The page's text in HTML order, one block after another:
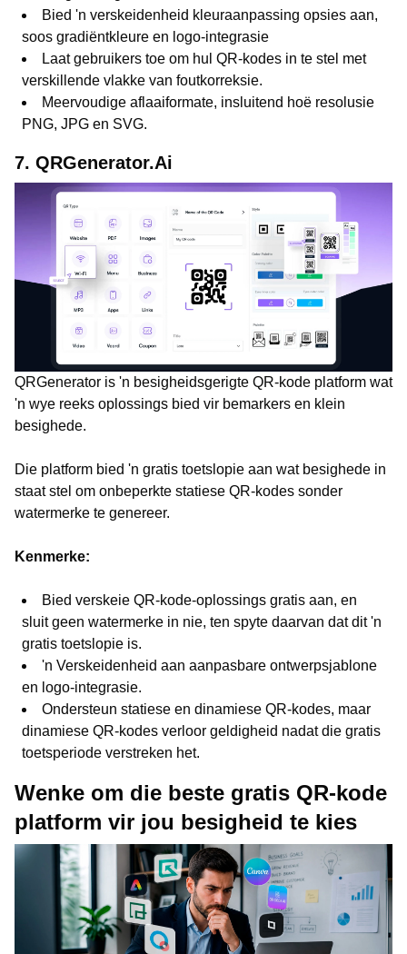
Bied 'n verskeidenheid kleuraanpassing opsies aan,
soos gradiëntkleure en logo-integrasie
Laat gebruikers toe om hul QR-kodes in te stel met
verskillende vlakke van foutkorreksie.
Meervoudige aflaaiformate, insluitend hoë resolusie
PNG, JPG en SVG.
7. QRGenerator.Ai
QRGenerator is 'n besigheidsgerigte QR-kode platform wat
'n wye reeks oplossings bied vir bemarkers en klein
besighede.
Die platform bied 'n gratis toetslopie aan wat besighede in
staat stel om onbeperkte statiese QR-kodes sonder
watermerke te genereer.
Kenmerke:
Bied verskeie QR-kode-oplossings gratis aan, en
sluit geen watermerke in nie, ten spyte daarvan dat dit 'n
gratis toetslopie is.
'n Verskeidenheid aan aanpasbare ontwerpsjablone
en logo-integrasie.
Ondersteun statiese en dinamiese QR-kodes, maar
dinamiese QR-kodes verloor geldigheid nadat die gratis
toetsperiode verstreken het.
Wenke om die beste gratis QR-kode
platform vir jou besigheid te kies